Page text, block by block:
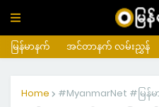
မြန်မာနက် အင်တာနက် လမ်းညွှန်
Home #MyanmarNet #မြန်